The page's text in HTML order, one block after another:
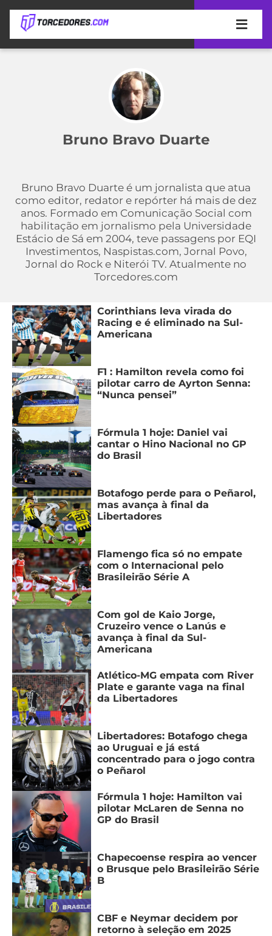
APOSTAS
MELHORES
APOSTAS
2026
CÓDIGO
PROMOCIONAL
BETBOOM
DE
INDICAÇÃO
BET365
CÓDIGO
BETANO
MELHORES
APPS
DE
APOSTAS
CASSINOS
ONLINE
MELHORES
CASSINOS
ONLINE
2026
MUNDO
MEU
TIME
PALMEIRAS
SÃO
PAULO
SANTOS
FLAMENGO
FLUMINENSE
BOTAFOGO
VASCO
INTERNACIONAL
GRÊMIO
ATLÉTICO
MG
CRUZEIRO
CAMPEONATOS
BRASILEIRÃO
SÉRIE
A
LIBERTADORES
COPA
DO
BRASIL
PREMIER
LEAGUE
COPA
SUL-
AMERICANA
LIGA
DOS
CAMPEÕES
LALIGA
MÍDIA
ESPORTIVA
DA
BOLA
PALPITES
Bruno Bravo Duarte
Bruno Bravo Duarte é um jornalista que atua
como editor, redator e repórter há mais de dez
anos. Formado em Comunicação Social com
habilitação em jornalismo pela Universidade
Estácio de Sá em 2004, teve passagens por EQI
Investimentos, Naspistas.com, Jornal Povo,
Jornal do Rock e Niterói TV. Atualmente no
Torcedores.com
Corinthians leva virada do
Racing e é eliminado na Sul-
Americana
F1 : Hamilton revela como foi
pilotar carro de Ayrton Senna:
“Nunca pensei”
Fórmula 1 hoje: Daniel vai
cantar o Hino Nacional no GP
do Brasil
Botafogo perde para o Peñarol,
mas avança à final da
Libertadores
Flamengo fica só no empate
com o Internacional pelo
Brasileirão Série A
Com gol de Kaio Jorge,
Cruzeiro vence o Lanús e
avança à final da Sul-
Americana
Atlético-MG empata com River
Plate e garante vaga na final
da Libertadores
Libertadores: Botafogo chega
ao Uruguai e já está
concentrado para o jogo contra
o Peñarol
Fórmula 1 hoje: Hamilton vai
pilotar McLaren de Senna no
GP do Brasil
Chapecoense respira ao vencer
o Brusque pelo Brasileirão Série
B
CBF e Neymar decidem por
retorno à seleção em 2025